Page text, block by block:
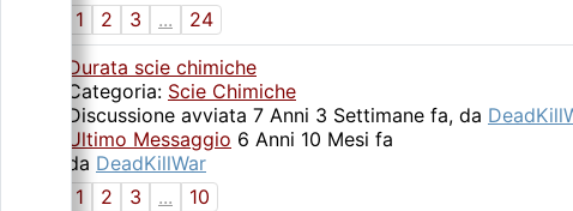
1
2 3 ...
24
Durata scie chimiche
Categoria: Scie Chimiche
Discussione avviata 7 Anni 3 Settimane fa, da
Ultimo Messaggio 6 Anni 10 Mesi fa
da DeadKillWar
1
2 3 ...
10